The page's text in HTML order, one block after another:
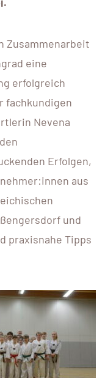
Zusammenarbeit
eine
erfolgreich
fachkundigen
Nevena
Erfolgen,
aus
und
praxisnahe Tipps